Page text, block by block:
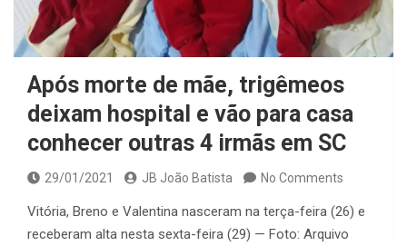
Após morte de mãe, trigêmeos
deixam hospital e vão para casa
conhecer outras 4 irmãs em SC
29/01/2021 JB João Batista No Comments
Vitória, Breno e Valentina nasceram na terça-feira (26) e
receberam alta nesta sexta-feira (29) — Foto: Arquivo